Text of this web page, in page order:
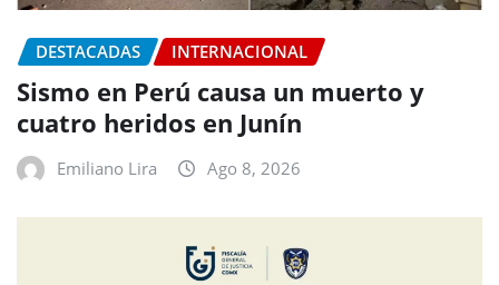
DESTACADAS INTERNACIONAL
Sismo en Perú causa un muerto y
cuatro heridos en Junín
Emiliano Lira Ago 8, 2026